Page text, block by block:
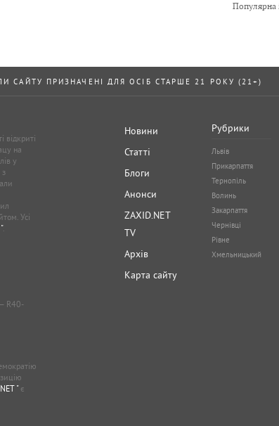
Популярна
САЙТУ ПРИЗНАЧЕНІ ДЛЯ ОСІБ СТАРШЕ 21 РОКУ (21+)
відкриті
на
у
Усі
.
— R40-
"є
Новини
Статті
Блоги
Анонси
ZAXID.NET
TV
Архів
Карта сайту
Рубрики
Львів
Прикарпаття
Тернопіль
Волинь
Закарпаття
Чернівці
Рівне
Хмельницький